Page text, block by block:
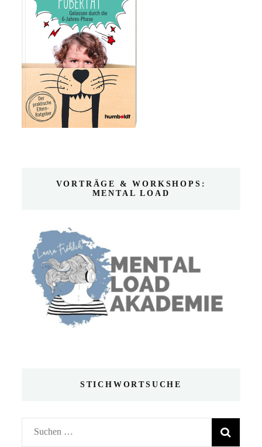
VORTRÄGE & WORKSHOPS:
MENTAL LOAD
STICHWORTSUCHE
Suchen